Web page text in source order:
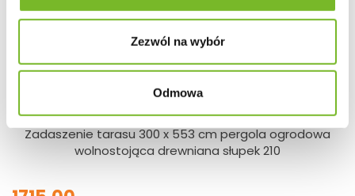
Zezwól na wybór
Odmowa
Zadaszenie tarasu 300 x 553 cm pergola ogrodowa
wolnostojąca drewniana słupek 210